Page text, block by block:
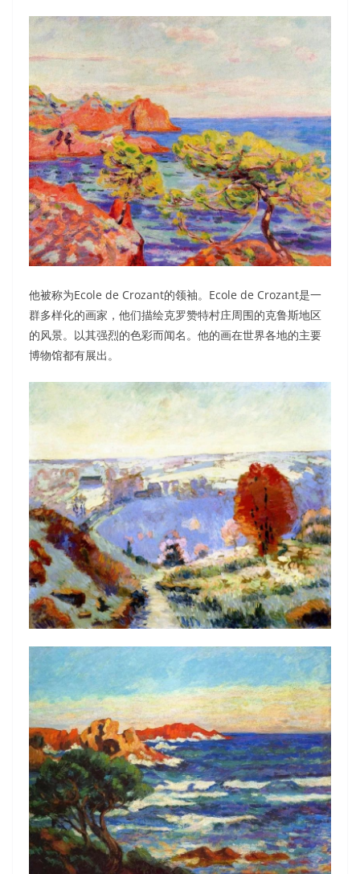
他被称为Ecole de Crozant的领袖。Ecole de Crozant是一
群多样化的画家，他们描绘克罗赞特村庄周围的克鲁斯地区
的风景。以其强烈的色彩而闻名。他的画在世界各地的主要
博物馆都有展出。